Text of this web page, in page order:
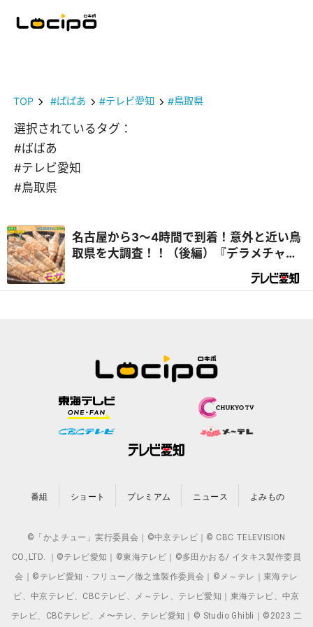
TOP #ばばあ #テレビ愛知 #鳥取県
選択されているタグ：
#ばばあ
#テレビ愛知
#鳥取県
名古屋から3～4時間で到着！意外と近い鳥
取県を大調査！！（後編）『デラメチャ気
番組 ショート プレミアム ニュース よみもの
©「かよチュー」実行委員会｜©中京テレビ｜© CBC TELEVISION
CO.,LTD. ｜©テレビ愛知｜©東海テレビ｜©多田かおる/ イタキス製作委員
会｜©テレビ愛知・フリュー／徹之進製作委員会｜©メ～テレ｜東海テレ
ビ、中京テレビ、CBCテレビ、メ～テレ、テレビ愛知｜東海テレビ、中京
テレビ、CBCテレビ、メ〜テレ、テレビ愛知｜© Studio Ghibli｜©2023 二